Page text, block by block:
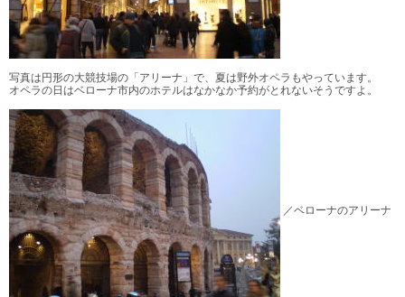
写真は円形の大競技場の「アリーナ」で、夏は野外オペラもやっています。
オペラの日はベローナ市内のホテルはなかなか予約がとれないそうですよ。
／ベローナのアリーナ